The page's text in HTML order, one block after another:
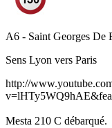
A6 - Saint Georges De
Sens Lyon vers Paris
http://
Mesta 210 C débarqué.